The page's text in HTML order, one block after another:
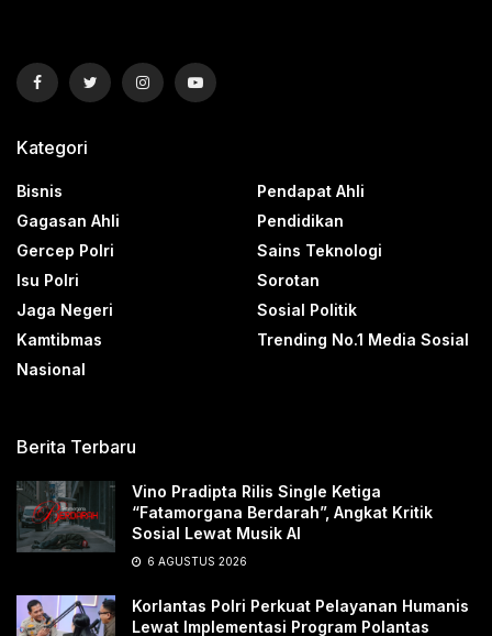
Kategori
Bisnis
Gagasan Ahli
Gercep Polri
Isu Polri
Jaga Negeri
Kamtibmas
Nasional
Pendapat Ahli
Pendidikan
Sains Teknologi
Sorotan
Sosial Politik
Trending No.1 Media Sosial
Berita Terbaru
Vino Pradipta Rilis Single Ketiga
“Fatamorgana Berdarah”, Angkat Kritik
Sosial Lewat Musik AI
6 AGUSTUS 2026
Korlantas Polri Perkuat Pelayanan Humanis
Lewat Implementasi Program Polantas